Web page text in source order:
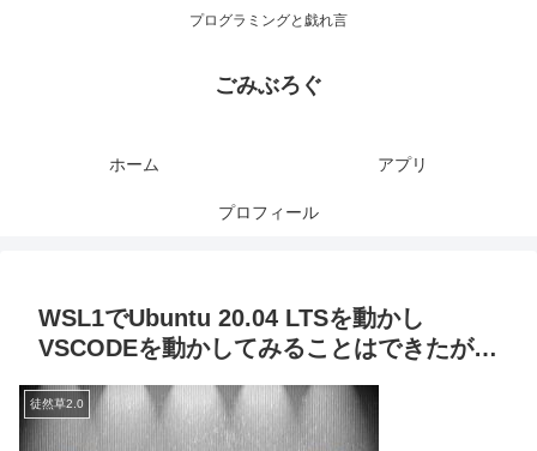
プログラミングと戯れ言
ごみぶろぐ
ホーム アプリ
プロフィール
WSL1でUbuntu 20.04 LTSを動かし
VSCODEを動かしてみることはできたが…
徒然草2.0